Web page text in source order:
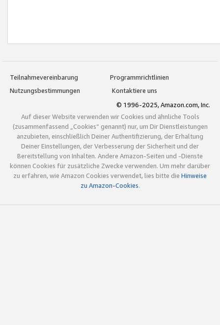
Teilnahmevereinbarung
Programmrichtlinien
Nutzungsbestimmungen
Kontaktiere uns
© 1996-2025, Amazon.com, Inc.
Auf dieser Website verwenden wir Cookies und ähnliche Tools
(zusammenfassend „Cookies“ genannt) nur, um Dir Dienstleistungen
anzubieten, einschließlich Deiner Authentifizierung, der Erhaltung
Deiner Einstellungen, der Verbesserung der Sicherheit und der
Bereitstellung von Inhalten. Andere Amazon-Seiten und -Dienste
können Cookies für zusätzliche Zwecke verwenden. Um mehr darüber
zu erfahren, wie Amazon Cookies verwendet, lies bitte die Hinweise
zu Amazon-Cookies.